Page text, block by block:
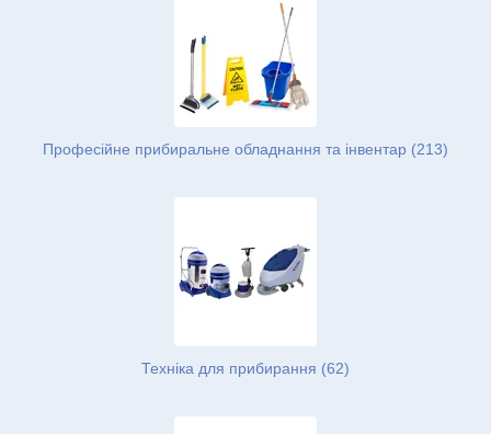
Професійне прибиральне обладнання та інвентар (213)
Техніка для прибирання (62)